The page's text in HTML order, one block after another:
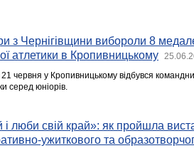
з Чернігівщини вибороли 8
атлетики в Кропивницькому
червня у Кропивницькому відбувся
серед юніорів.
і люби свій край»: як пройшла
ужиткового та